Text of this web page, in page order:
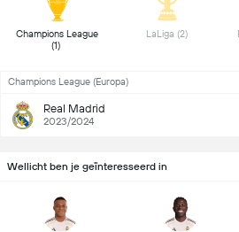
Champions League
Champions League (Europa)
Real Madrid
2023/2024
Wellicht ben je geïnteresseerd in